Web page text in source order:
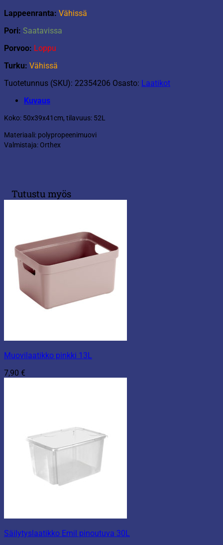
Lappeenranta: Vähissä
Pori: Saatavissa
Porvoo: Loppu
Turku: Vähissä
Tuotetunnus (SKU): 22354206 Osasto: Laatikot
Kuvaus
Koko: 50x39x41cm, tilavuus: 52L
Materiaali: polypropeenimuovi
Valmistaja: Orthex
Tutustu myös
Muovilaatikko pinkki 13L
7,90 €
Säilytyslaatikko Emil pinoutuva 30L